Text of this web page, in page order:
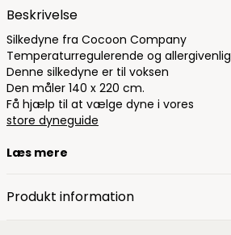
Beskrivelse
Silkedyne fra Cocoon Company
Temperaturregulerende og allergivenlig
Denne silkedyne er til voksen
Den måler 140 x 220 cm.
Få hjælp til at vælge dyne i vores
store dyneguide
Læs mere
Produkt information